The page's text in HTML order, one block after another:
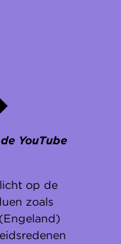
YouTube
op de
zoals